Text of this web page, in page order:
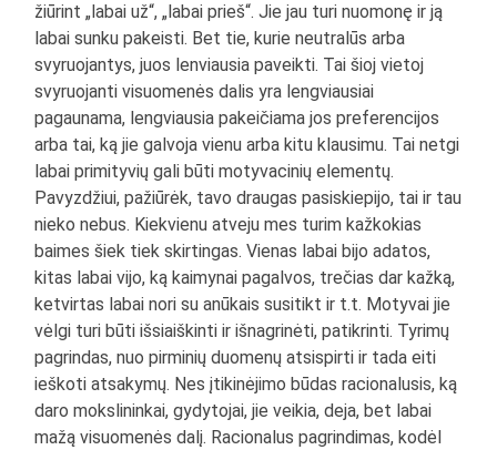
žiūrint „labai už“, „labai prieš“. Jie jau turi nuomonę ir ją
labai sunku pakeisti. Bet tie, kurie neutralūs arba
svyruojantys, juos lenviausia paveikti. Tai šioj vietoj
svyruojanti visuomenės dalis yra lengviausiai
pagaunama, lengviausia pakeičiama jos preferencijos
arba tai, ką jie galvoja vienu arba kitu klausimu. Tai netgi
labai primityvių gali būti motyvacinių elementų.
Pavyzdžiui, pažiūrėk, tavo draugas pasiskiepijo, tai ir tau
nieko nebus. Kiekvienu atveju mes turim kažkokias
baimes šiek tiek skirtingas. Vienas labai bijo adatos,
kitas labai vijo, ką kaimynai pagalvos, trečias dar kažką,
ketvirtas labai nori su anūkais susitikt ir t.t. Motyvai jie
vėlgi turi būti išsiaiškinti ir išnagrinėti, patikrinti. Tyrimų
pagrindas, nuo pirminių duomenų atsispirti ir tada eiti
ieškoti atsakymų. Nes įtikinėjimo būdas racionalusis, ką
daro mokslininkai, gydytojai, jie veikia, deja, bet labai
mažą visuomenės dalį. Racionalus pagrindimas, kodėl